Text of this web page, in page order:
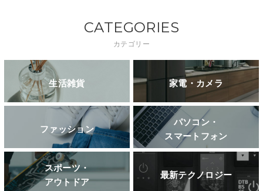
CATEGORIES
カテゴリー
生活雑貨 家電・カメラ
ファッション
パソコン・
スマートフォン
スポーツ・
アウトドア
最新テクノロジー